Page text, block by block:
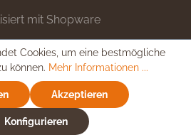
mit Shopware
Cookies, um eine bestmögliche
können. Mehr Informationen ...
Akzeptieren
Konfigurieren